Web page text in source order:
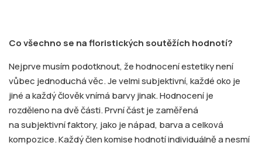
Co všechno se na floristických soutěžích hodnotí?
Nejprve musím podotknout, že hodnocení estetiky není
vůbec jednoduchá věc. Je velmi subjektivní, každé oko je
jiné a každý člověk vnímá barvy jinak. Hodnocení je
rozděleno na dvě části. První část je zaměřená
na subjektivní faktory, jako je nápad, barva a celková
kompozice. Každý člen komise hodnotí individuálně a nesmí